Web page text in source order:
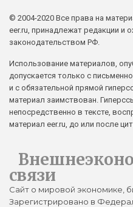
© 2004-2020 Все права на
eer.ru, принадлежат редакции и
законодательством РФ.
Использование материалов,
допускается только с
и с обязательной прямой
материал заимствован.
непосредственно в тексте,
материал eer.ru, до или после
связи
Сайт о мировой экономике,
Зарегистрировано в